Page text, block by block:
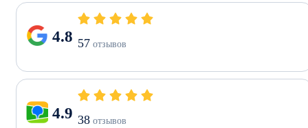
4.8 57 отзывов
4.9 38 отзывов